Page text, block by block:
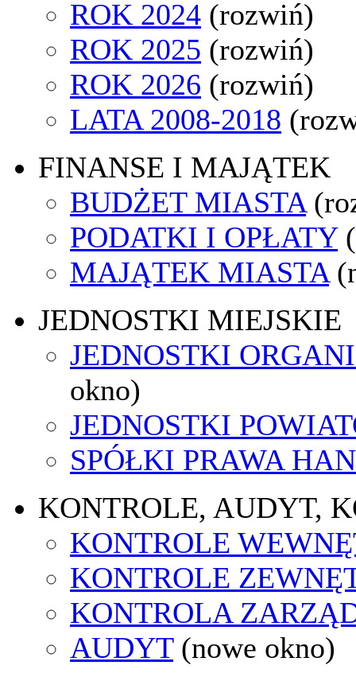
ROK 2024 (rozwiń)
ROK 2025 (rozwiń)
ROK 2026 (rozwiń)
LATA 2008-2018
FINANSE I MAJĄTEK
BUDŻET MIASTA
PODATKI I OPŁATY
MAJĄTEK MIASTA
JEDNOSTKI MIEJSKIE
JEDNOSTKI
okno)
JEDNOSTKI
SPÓŁKI PRAWA
KONTROLE, AUDYT,
KONTROLE
KONTROLE
KONTROLA
AUDYT (nowe okno)